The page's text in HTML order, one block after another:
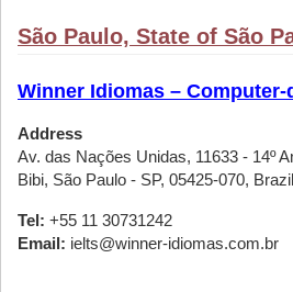
São Paulo, State of São
Winner Idiomas – Computer-
Address
Av. das Nações Unidas, 11633 - 14º
Bibi, São Paulo - SP, 05425-070, Brazil
Tel: +55 11 30731242
Email: ielts@winner-idiomas.com.br